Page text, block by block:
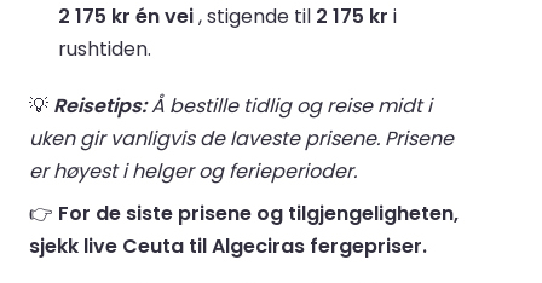
2 175 kr én vei, stigende til 2 175 kr i
rushtiden.
💡 Reisetips:Å bestille tidlig og reise midt i
uken gir vanligvis de laveste prisene. Prisene
er høyest i helger og ferieperioder.
👉 For de siste prisene og tilgjengeligheten,
sjekk live Ceuta til Algeciras fergepriser.